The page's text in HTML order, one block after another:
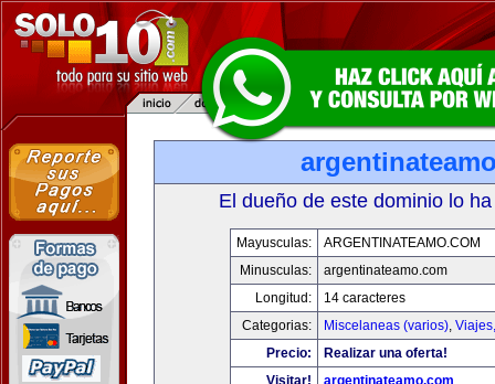
El dueño de este dominio lo
Mayusculas:
ARGENTINATEAMO.COM
Minusculas:
argentinateamo.com
Longitud:
14 caracteres
Categorias:
Miscelaneas (varios),
Precio:
Realizar una oferta!
Visitar!
argentinateamo.com